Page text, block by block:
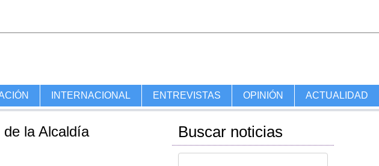
INTERNACIONAL ENTREVISTAS OPINIÓN ACTUALIDAD
la Alcaldía Buscar noticias